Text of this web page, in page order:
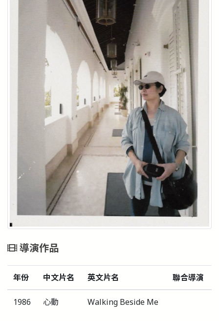
導演作品
年份 中文片名 英文片名 聯合導演
1986 心動 Walking Beside Me